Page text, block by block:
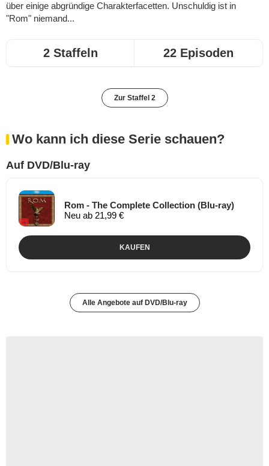
über einige abgründige Charakterfacetten. Unschuldig ist in
"Rom" niemand...
2 Staffeln 22 Episoden
Zur Staffel 2
Wo kann ich diese Serie schauen?
Auf DVD/Blu-ray
Rom - The Complete Collection (Blu-ray)
Neu ab 21,99 €
KAUFEN
Alle Angebote auf DVD/Blu-ray